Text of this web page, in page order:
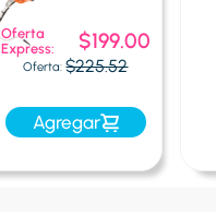
Oferta:$225.52
Oferta
Express:
$199.00
Agregar